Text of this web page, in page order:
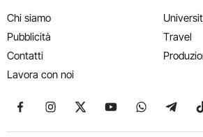
Chi siamo
Pubblicità
Contatti
Lavora con noi
Travel
Seguici su Facebook
Seguici su Instagram
Seguici su X
Seguici suSeguici su